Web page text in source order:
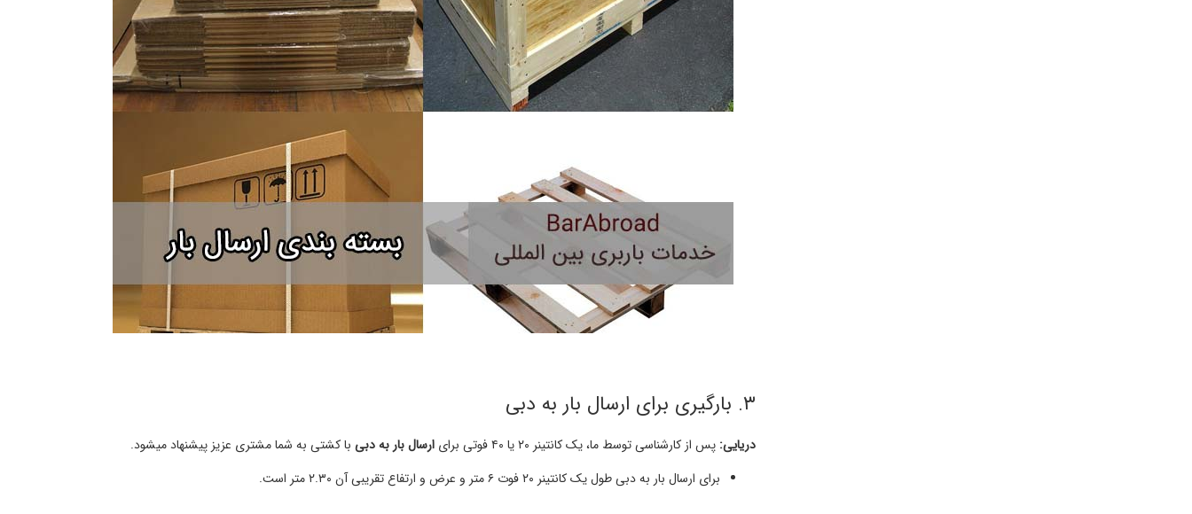
۳. بارگیری برای ارسال بار به دبی
دریایی: پس از کارشناسی توسط ما، یک کانتینر ۲۰ یا ۴۰ فوتی برای ارسال بار به دبی با کشتی به شما مشتری عزیز پیشنهاد میشود.
برای ارسال بار به دبی طول یک کانتینر ۲۰ فوت ۶ متر و عرض و ارتفاع تقریبی آن ۲.۳۰ متر است.